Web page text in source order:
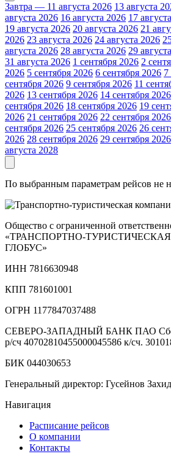
Завтра — 11 августа 2026 13 августа
августа 2026 16 августа 2026 17
19 августа 2026 20 августа 2026 21
2026 23 августа 2026 24 августа 2026
августа 2026 28 августа 2026 29
31 августа 2026 1 сентября 2026 2
2026 5 сентября 2026 6 сентября 2026 7
сентября 2026 9 сентября 2026 11
2026 13 сентября 2026 14 сентября 2026
сентября 2026 18 сентября 2026 19
2026 21 сентября 2026 22 сентября 2026
сентября 2026 25 сентября 2026 26
2026 28 сентября 2026 29 сентября 2026
августа 2028
По выбранным параметрам рейсов не
Общество с ограниченной
ГЛОБУС»
ИНН 7816630948
КПП 781601001
ОГРН 1177847037488
СЕВЕРО-ЗАПАДНЫЙ БАНК ПАО
р/сч 40702810455000045586 к/сч.
БИК 044030653
Генеральный директор: Гусейнов
Навигация
Расписание рейсов
О компании
Контакты